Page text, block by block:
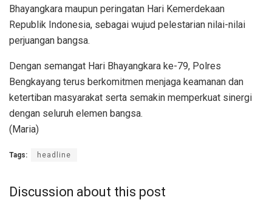
Bhayangkara maupun peringatan Hari Kemerdekaan
Republik Indonesia, sebagai wujud pelestarian nilai-nilai
perjuangan bangsa.
Dengan semangat Hari Bhayangkara ke-79, Polres
Bengkayang terus berkomitmen menjaga keamanan dan
ketertiban masyarakat serta semakin memperkuat sinergi
dengan seluruh elemen bangsa.
(Maria)
Tags: headline
Discussion about this post